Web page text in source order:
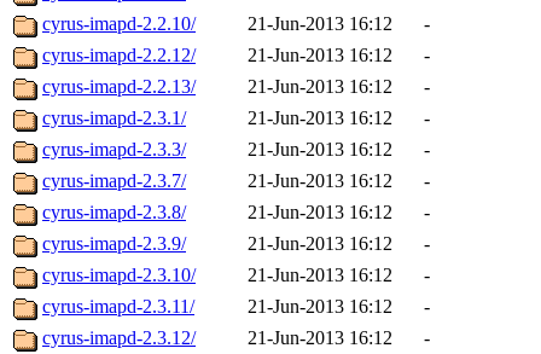
cyrus-imapd-2.2.10/
21-Jun-2013 16:12
-
cyrus-imapd-2.2.12/
21-Jun-2013 16:12
-
cyrus-imapd-2.2.13/
21-Jun-2013 16:12
-
cyrus-imapd-2.3.1/
21-Jun-2013 16:12
-
cyrus-imapd-2.3.3/
21-Jun-2013 16:12
-
cyrus-imapd-2.3.7/
21-Jun-2013 16:12
-
cyrus-imapd-2.3.8/
21-Jun-2013 16:12
-
cyrus-imapd-2.3.9/
21-Jun-2013 16:12
-
cyrus-imapd-2.3.10/
21-Jun-2013 16:12
-
cyrus-imapd-2.3.11/
21-Jun-2013 16:12
-
cyrus-imapd-2.3.12/
21-Jun-2013 16:12
-